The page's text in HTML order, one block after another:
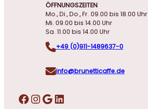
ÖFFNUNGSZEITEN
Mo., Di., Do., Fr. 09.00 bis 18.00 Uhr
Mi. 09.00 bis 14.00 Uhr
Sa. 11.00 bis 14.00 Uhr
+49 (0)911-1489637-0
info@brunetticaffe.de
Facebook InstagramGoogle LinkedIn